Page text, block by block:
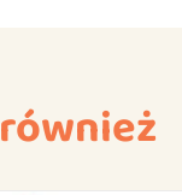
również